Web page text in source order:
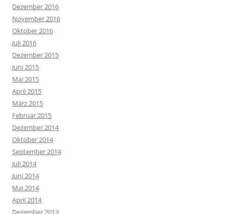
Dezember 2016
November 2016
Oktober 2016
Juli 2016
Dezember 2015
Juni 2015
Mai 2015
April 2015
März 2015
Februar 2015
Dezember 2014
Oktober 2014
September 2014
Juli 2014
Juni 2014
Mai 2014
April 2014
Dezember 2013